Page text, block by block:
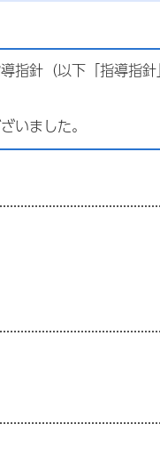
針（以下「指導指針
いました。